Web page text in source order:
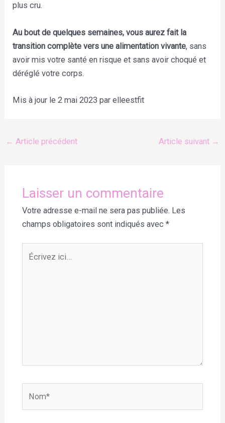
plus cru.
Au bout de quelques semaines, vous aurez fait la
transition complète vers une alimentation vivante, sans
avoir mis votre santé en risque et sans avoir choqué et
déréglé votre corps.
Mis à jour le 2 mai 2023 par elleestfit
← Article précédent Article suivant →
Laisser un commentaire
Votre adresse e-mail ne sera pas publiée. Les
champs obligatoires sont indiqués avec *